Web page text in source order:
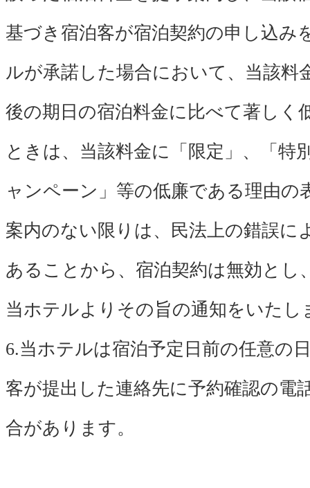
基づき宿泊客が宿泊契約の申し込み
ルが承諾した場合において、当該料
後の期日の宿泊料金に比べて著しく
ときは、当該料金に「限定」、「特
ャンペーン」等の低廉である理由の
案内のない限りは、民法上の錯誤に
あることから、宿泊契約は無効とし
当ホテルよりその旨の通知をいたし
6.当ホテルは宿泊予定日前の任意の
客が提出した連絡先に予約確認の電
合があります。